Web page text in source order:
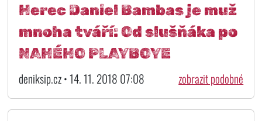
Herec Daniel Bambas je muž
mnoha tváří: Od slušňáka po
NAHÉHO PLAYBOYE
deniksip.cz • 14. 11. 2018 07:08 zobrazit podobné